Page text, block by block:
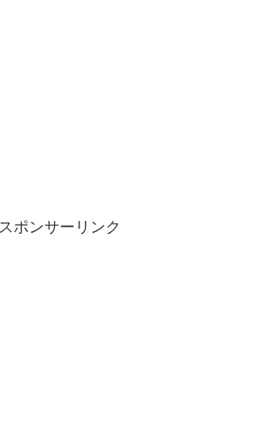
スポンサーリンク